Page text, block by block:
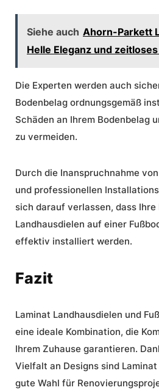
Siehe auch Ahorn-Parkett
Helle Eleganz und
Die Experten werden auch
Bodenbelag ordnungsgemäß
Schäden an Ihrem Bodenbelag
zu vermeiden.
Durch die Inanspruchnahme von
und professionellen
sich darauf verlassen, dass Ihre
Landhausdielen auf einer
effektiv installiert werden.
Fazit
Laminat Landhausdielen und
eine ideale Kombination, die
Ihrem Zuhause garantieren.
Vielfalt an Designs sind
gute Wahl für